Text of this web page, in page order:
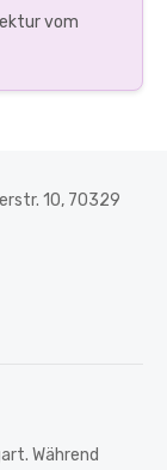
vom
10, 70329
Während